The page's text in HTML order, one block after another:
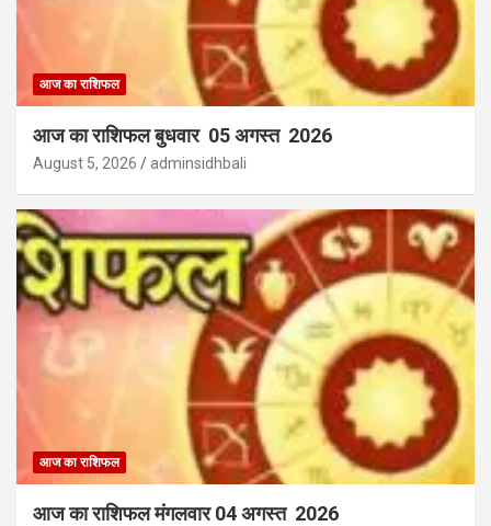
आज का राशिफल
आज का राशिफल बुधवार 05 अगस्त 2026
August 5, 2026 adminsidhbali
आज का राशिफल
आज का राशिफल मंगलवार 04 अगस्त 2026